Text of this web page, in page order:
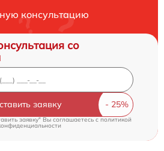
консультацию
со
заявку
заявку" Вы соглашаетесь cполитикой